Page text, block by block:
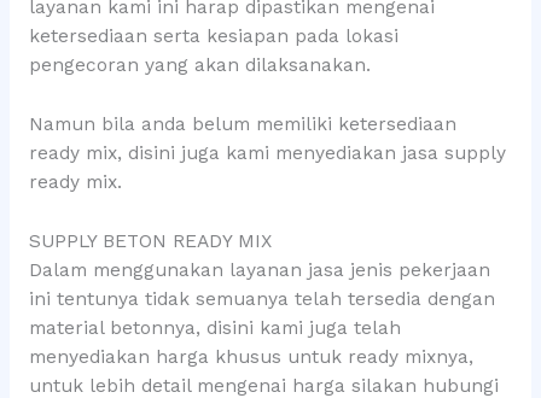
layanan kami ini harap dipastikan mengenai
ketersediaan serta kesiapan pada lokasi
pengecoran yang akan dilaksanakan.
Namun bila anda belum memiliki ketersediaan
ready mix, disini juga kami menyediakan jasa supply
ready mix.
SUPPLY BETON READY MIX
Dalam menggunakan layanan jasa jenis pekerjaan
ini tentunya tidak semuanya telah tersedia dengan
material betonnya, disini kami juga telah
menyediakan harga khusus untuk ready mixnya,
untuk lebih detail mengenai harga silakan hubungi